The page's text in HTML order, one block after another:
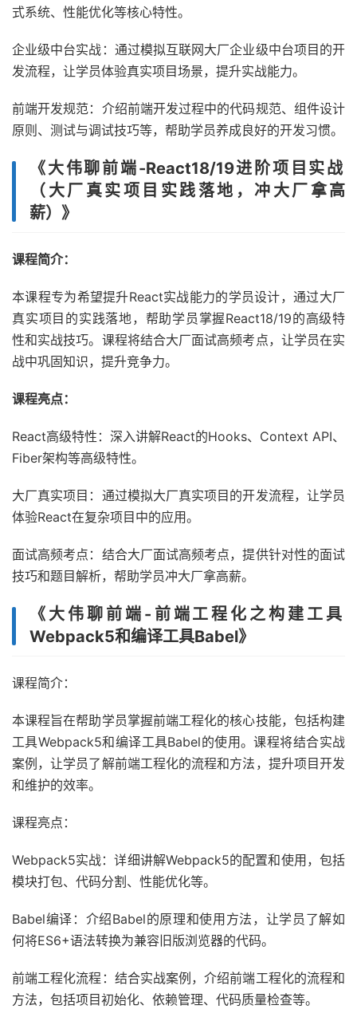
式系统、性能优化等核心特性。
企业级中台实战：通过模拟互联网大厂企业级中台项目的开
发流程，让学员体验真实项目场景，提升实战能力。
前端开发规范：介绍前端开发过程中的代码规范、组件设计
原则、测试与调试技巧等，帮助学员养成良好的开发习惯。
《大伟聊前端-React18/19进阶项目实战
（大厂真实项目实践落地，冲大厂拿高
薪）》
课程简介：
本课程专为希望提升React实战能力的学员设计，通过大厂
真实项目的实践落地，帮助学员掌握React18/19的高级特
性和实战技巧。课程将结合大厂面试高频考点，让学员在实
战中巩固知识，提升竞争力。
课程亮点：
React高级特性：深入讲解React的Hooks、Context API、
Fiber架构等高级特性。
大厂真实项目：通过模拟大厂真实项目的开发流程，让学员
体验React在复杂项目中的应用。
面试高频考点：结合大厂面试高频考点，提供针对性的面试
技巧和题目解析，帮助学员冲大厂拿高薪。
《大伟聊前端-前端工程化之构建工具
Webpack5和编译工具Babel》
课程简介：
本课程旨在帮助学员掌握前端工程化的核心技能，包括构建
工具Webpack5和编译工具Babel的使用。课程将结合实战
案例，让学员了解前端工程化的流程和方法，提升项目开发
和维护的效率。
课程亮点：
Webpack5实战：详细讲解Webpack5的配置和使用，包括
模块打包、代码分割、性能优化等。
Babel编译：介绍Babel的原理和使用方法，让学员了解如
何将ES6+语法转换为兼容旧版浏览器的代码。
前端工程化流程：结合实战案例，介绍前端工程化的流程和
方法，包括项目初始化、依赖管理、代码质量检查等。